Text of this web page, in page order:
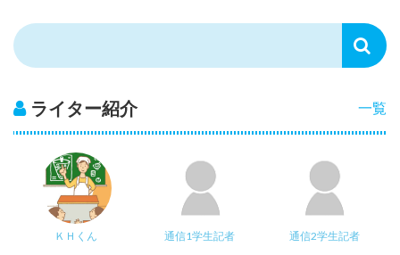
一覧
ライター紹介
ＫＨくん 通信1学生記者 通信2学生記者